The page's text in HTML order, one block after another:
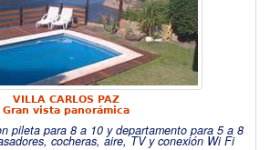
VILLA CARLOS PAZ
Gran vista panorámica
pileta para 8 a 10 y departamento para 5 a 8
cocheras, aire, TV y conexión Wi Fi